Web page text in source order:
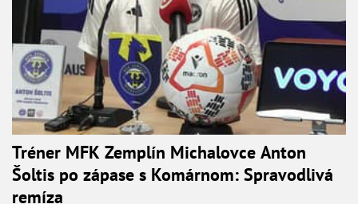
Tréner MFK Zemplín Michalovce Anton
Šoltis po zápase s Komárnom: Spravodlivá
remíza